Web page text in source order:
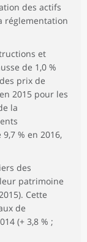
des actifs
réglementation
et
de 1,0 %
prix de
2015 pour les
la
% en 2016,
des
patrimoine
Cette
de
(+ 3,8 % ;